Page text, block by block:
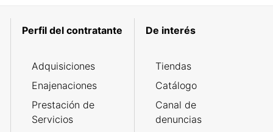
Perfil del contratante
Adquisiciones
Enajenaciones
Prestación de
Servicios
De interés
Tiendas
Catálogo
Canal de
denuncias